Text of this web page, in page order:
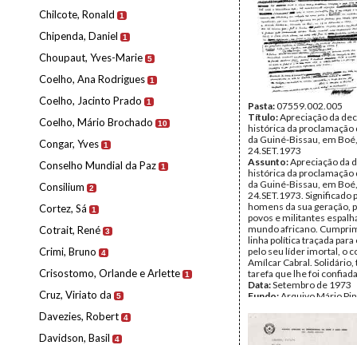
Chilcote, Ronald 1
Chipenda, Daniel 1
Choupaut, Yves-Marie 5
Coelho, Ana Rodrigues 1
Coelho, Jacinto Prado 1
Coelho, Mário Brochado 10
Congar, Yves 1
Conselho Mundial da Paz 1
Consilium 2
Cortez, Sá 1
Cotrait, René 3
Crimi, Bruno 4
Crisostomo, Orlande e Arlette 1
Cruz, Viriato da 5
Davezies, Robert 4
Davidson, Basil 4
Pasta:07559.002.005
Título:Apreciação da
histórica da proclamação
da Guiné-Bissau, em
24.SET.1973
Assunto:Apreciação da
histórica da proclamação
da Guiné-Bissau, em
24.SET.1973. Significado
homens da sua geração,
povos e militantes
mundo africano.
linha política traçada para
pelo seu líder imortal, o
Amílcar Cabral. Solidário,
tarefa que lhe foi
Data:Setembro de 1973
Fundo: Arquivo Mário
Tipo Documental:
Página(s):1